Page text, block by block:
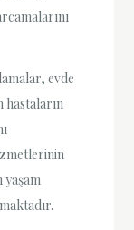
evde
hastaların
yaşam